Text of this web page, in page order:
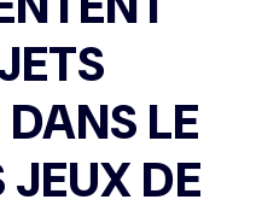
LE
JEUX DE